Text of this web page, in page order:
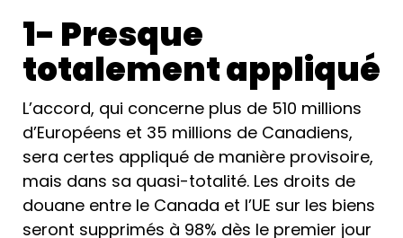
1- Presque
totalement appliqué
L’accord, qui concerne plus de 510 millions
d’Européens et 35 millions de Canadiens,
sera certes appliqué de manière provisoire,
mais dans sa quasi-totalité. Les droits de
douane entre le Canada et l’UE sur les biens
seront supprimés à 98% dès le premier jour